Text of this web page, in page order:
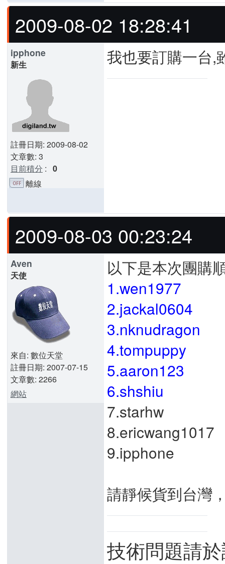
2009-08-02 18:28:41
ipphone
新生
註冊日期: 2009-08-02
文章數: 3
目前積分 : 0
我也要訂購一台,
離線
2009-08-03 00:23:24
Aven
天使
來自: 數位天堂
註冊日期: 2007-07-15
文章數: 2266
網站
以下是本次團購
1.wen1977
2.jackal0604
3.nknudragon
4.tompuppy
5.aaron123
6.shshiu
7.starhw
8.ericwang1017
9.ipphone
請靜候貨到台灣
技術問題請